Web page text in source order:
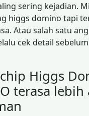
sering kejadian.
higgs domino tapi
Atau salah satu
cek detail
Higgs
terasa lebih